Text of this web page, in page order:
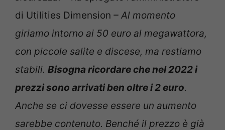
di Utilities Dimension – Al momento
giriamo intorno ai 50 euro al megawattora,
con piccole salite e discese, ma restiamo
stabili. Bisogna ricordare che nel 2022 i
prezzi sono arrivati ben oltre i 2 euro.
Anche se ci dovesse essere un aumento
sarebbe contenuto. Benché il prezzo è già